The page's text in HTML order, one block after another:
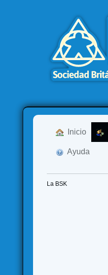
Inicio
Ayuda
La BSK